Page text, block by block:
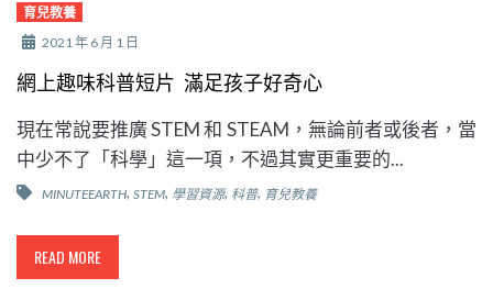
育兒教養
2021 年 6 月 1 日
網上趣味科普短片 滿足孩子好奇心
現在常說要推廣 STEM 和 STEAM，無論前者或後者，當
中少不了「科學」這一項，不過其實更重要的...
MINUTEEARTH, STEM, 學習資源, 科普, 育兒教養
READ MORE